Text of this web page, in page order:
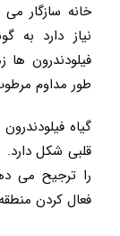
خانه سازگار
نیاز دارد به
فیلودندرون ها
طور مداوم
گیاه
قلبی شکل دارد.
را ترجیح می
فعال کردن